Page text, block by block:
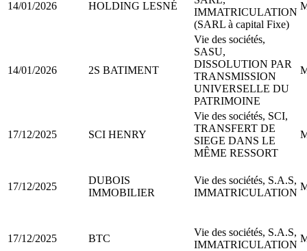
14/01/2026 HOLDING LESNÉ
IMMATRICULATION
(SARL à capital Fixe)
14/01/2026 2S BATIMENT
Vie des sociétés,
SASU,
DISSOLUTION PAR
TRANSMISSION
UNIVERSELLE DU
PATRIMOINE
17/12/2025 SCI HENRY
Vie des sociétés, SCI,
TRANSFERT DE
SIEGE DANS LE
MÊME RESSORT
17/12/2025
DUBOIS
IMMOBILIER
Vie des sociétés, S.A.S,
IMMATRICULATION
17/12/2025 BTC
Vie des sociétés, S.A.S,
IMMATRICULATION